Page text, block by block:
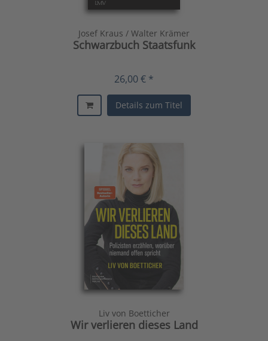
Josef Kraus / Walter Krämer
Schwarzbuch Staatsfunk
26,00 € *
Details zum Titel
Liv von Boetticher
Wir verlieren dieses Land